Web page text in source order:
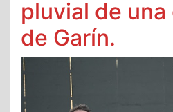
pluvial de
de Garín.